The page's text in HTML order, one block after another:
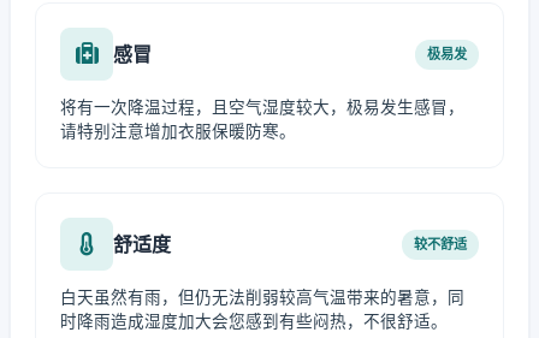
感冒 极易发
将有一次降温过程，且空气湿度较大，极易发生感冒，
请特别注意增加衣服保暖防寒。
舒适度 较不舒适
白天虽然有雨，但仍无法削弱较高气温带来的暑意，同
时降雨造成湿度加大会您感到有些闷热，不很舒适。